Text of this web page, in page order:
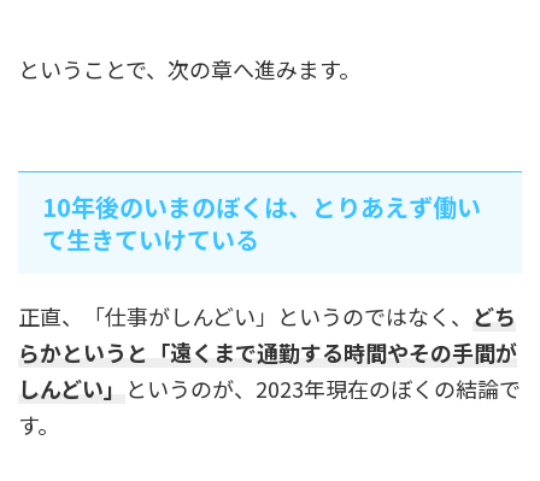
ということで、次の章へ進みます。
10年後のいまのぼくは、とりあえず働い
て生きていけている
正直、「仕事がしんどい」というのではなく、 どち
らかというと「遠くまで通勤する時間やその手間が
しんどい」 というのが、2023年現在のぼくの結論で
す。